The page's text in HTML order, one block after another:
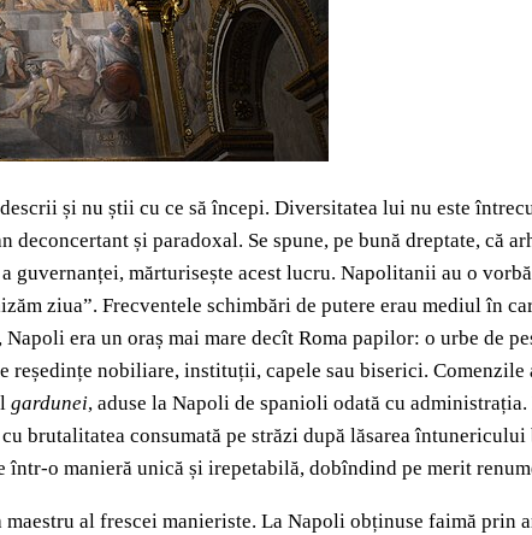
și nu știi cu ce să începi. Diversitatea lui nu este
deconcertant și paradoxal. Se spune, pe bună dreptate,
guvernanței, mărturisește acest lucru. Napolitanii au o
ziua”. Frecventele schimbări de putere erau mediul în
era un oraș mai mare decît Roma papilor: o urbe de
reședințe nobiliare, instituții, capele sau biserici.
gardunei, aduse la Napoli de spanioli odată cu
brutalitatea consumată pe străzi după lăsarea
o manieră unică și irepetabilă, dobîndind pe merit
al frescei manieriste. La Napoli obținuse faimă